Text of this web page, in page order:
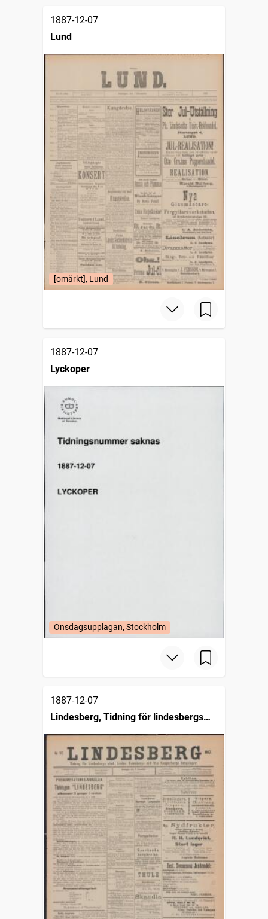
1887-12-07
Lund
[omärkt], Lund
1887-12-07
Lyckoper
Onsdagsupplagan, Stockholm
1887-12-07
Lindesberg, Tidning för lindesbergs
stad, Lindes, Ramsbergs och nya
Kopparbergs bergslager